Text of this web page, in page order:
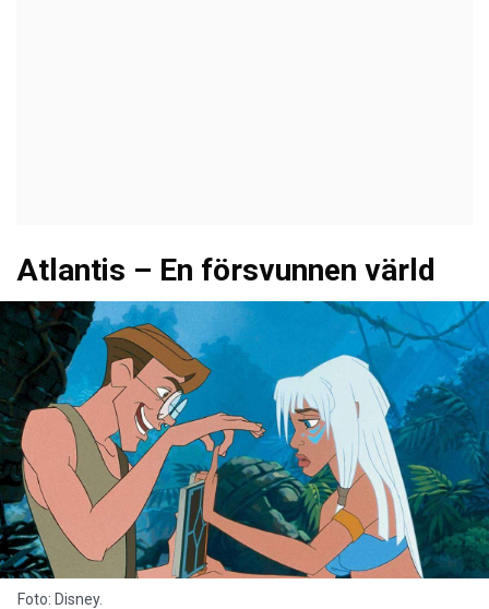
Atlantis – En försvunnen värld
Foto: Disney.